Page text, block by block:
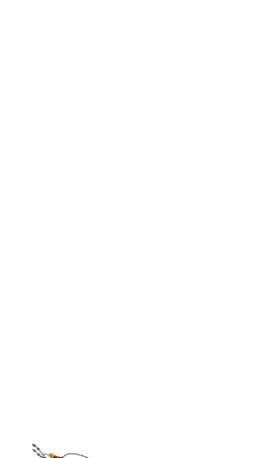
faisceaux de câbles centrauxDu
Technology Co., Ltd. A